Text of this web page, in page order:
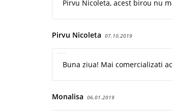
Pirvu Nicoleta, acest birou nu
Pirvu Nicoleta 07.10.2019
Buna ziua! Mai comercializati
Monalisa 06.01.2019